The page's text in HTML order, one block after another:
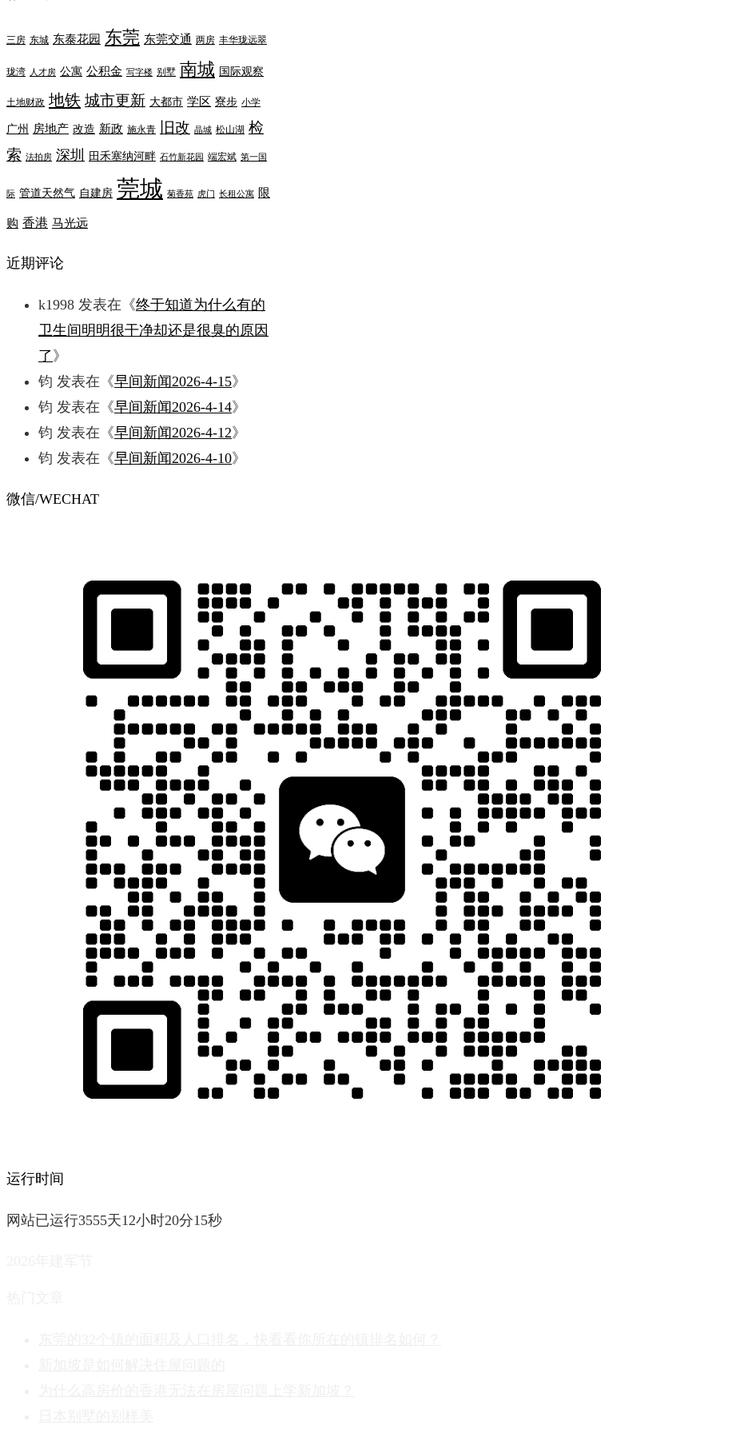
三房 东城 东泰花园 东莞 东莞交通 两房 丰华珑远翠
珑湾 人才房 公寓 公积金 写字楼 别墅 南城 国际观察
土地财政 地铁 城市更新 大都市 学区 寮步 小学
广州 房地产 改造 新政 施永青 旧改 晶城 松山湖 检
索 法拍房 深圳 田禾塞纳河畔 石竹新花园 端宏斌 第一国
际 管道天然气 自建房 莞城 菊香苑 虎门 长租公寓 限
购 香港 马光远
近期评论
k1998 发表在《终于知道为什么有的
卫生间明明很干净却还是很臭的原因
了》
钧 发表在《早间新闻2026-4-15》
钧 发表在《早间新闻2026-4-14》
钧 发表在《早间新闻2026-4-12》
钧 发表在《早间新闻2026-4-10》
微信/WECHAT
运行时间
网站已运行3555天12小时20分16秒